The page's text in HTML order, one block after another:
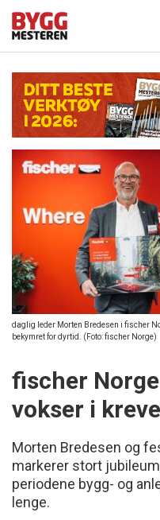
daglig leder Morten Bredesen i fischer
bekymret for dyrtid. (Foto: fischer Norge)
fischer
vokser i
Morten Bredesen og
markerer stort
periodene bygg- og
lenge.